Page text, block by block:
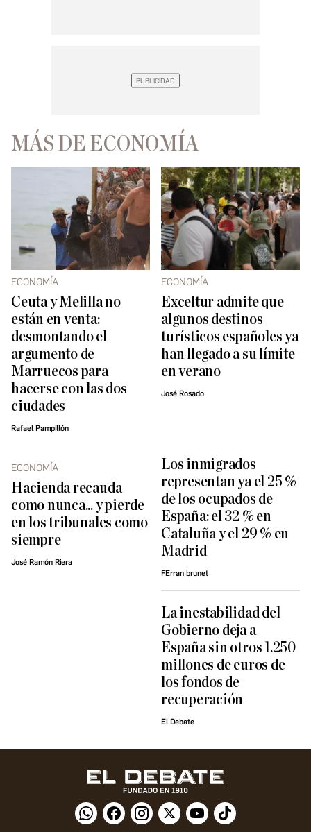
MÁS DE ECONOMÍA
ECONOMÍA
Ceuta y Melilla no
están en venta:
desmontando el
argumento de
Marruecos para
hacerse con las dos
ciudades
Rafael Pampillón
ECONOMÍA
Exceltur admite que
algunos destinos
turísticos españoles ya
han llegado a su límite
en verano
José Rosado
ECONOMÍA
Hacienda recauda
como nunca... y pierde
en los tribunales como
siempre
José Ramón Riera
Los inmigrados
representan ya el 25 %
de los ocupados de
España: el 32 % en
Cataluña y el 29 % en
Madrid
FErran brunet
La inestabilidad del
Gobierno deja a
España sin otros 1.250
millones de euros de
los fondos de
recuperación
El Debate